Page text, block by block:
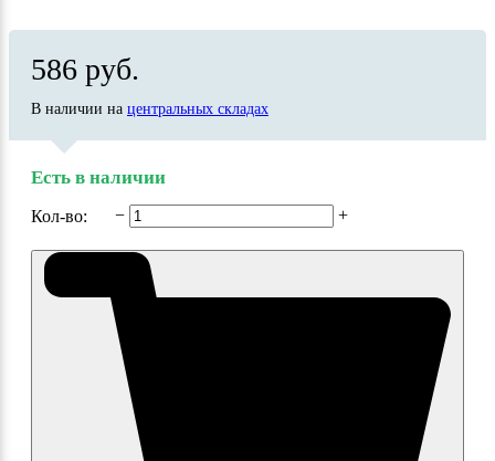
586 руб.
В наличии на центральных складах
Есть в наличии
Кол-во: − +